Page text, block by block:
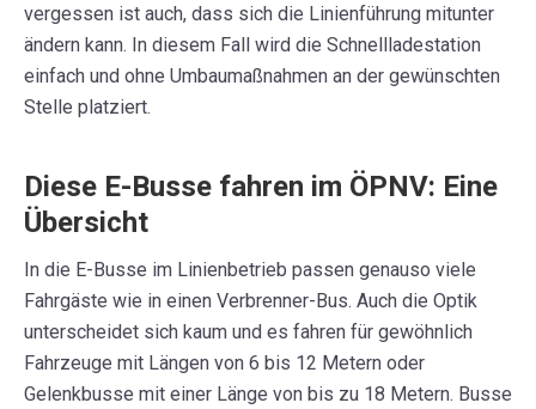
vergessen ist auch, dass sich die Linienführung mitunter
ändern kann. In diesem Fall wird die Schnellladestation
einfach und ohne Umbaumaßnahmen an der gewünschten
Stelle platziert.
Diese E-Busse fahren im ÖPNV: Eine
Übersicht
In die E-Busse im Linienbetrieb passen genauso viele
Fahrgäste wie in einen Verbrenner-Bus. Auch die Optik
unterscheidet sich kaum und es fahren für gewöhnlich
Fahrzeuge mit Längen von 6 bis 12 Metern oder
Gelenkbusse mit einer Länge von bis zu 18 Metern. Busse